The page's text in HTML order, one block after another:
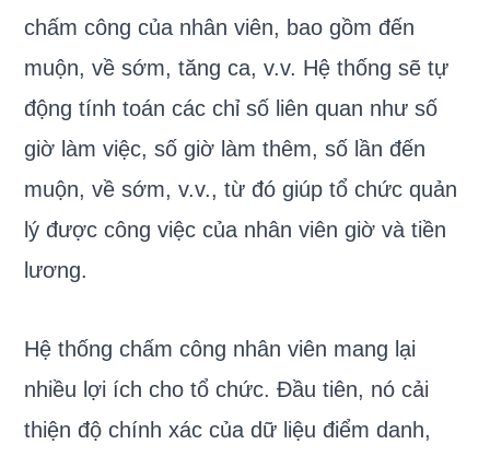
chấm công của nhân viên, bao gồm đến
muộn, về sớm, tăng ca, v.v. Hệ thống sẽ tự
động tính toán các chỉ số liên quan như số
giờ làm việc, số giờ làm thêm, số lần đến
muộn, về sớm, v.v., từ đó giúp tổ chức quản
lý được công việc của nhân viên giờ và tiền
lương.
Hệ thống chấm công nhân viên mang lại
nhiều lợi ích cho tổ chức. Đầu tiên, nó cải
thiện độ chính xác của dữ liệu điểm danh,